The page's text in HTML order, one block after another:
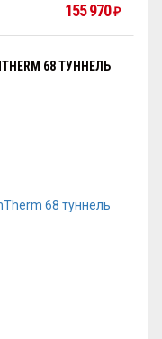
155 970₽
68 ТУННЕЛЬ